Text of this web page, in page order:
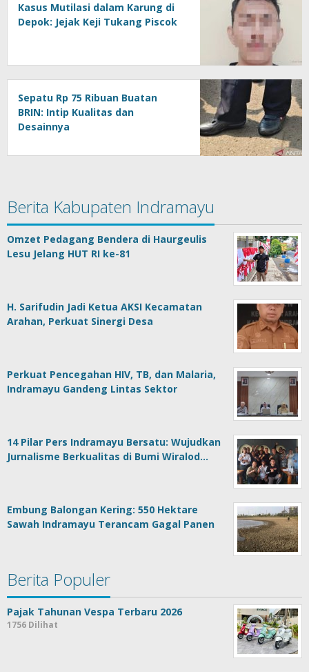
Kasus Mutilasi dalam Karung di
Depok: Jejak Keji Tukang Piscok
Sepatu Rp 75 Ribuan Buatan
BRIN: Intip Kualitas dan
Desainnya
Berita Kabupaten Indramayu
Omzet Pedagang Bendera di Haurgeulis
Lesu Jelang HUT RI ke-81
H. Sarifudin Jadi Ketua AKSI Kecamatan
Arahan, Perkuat Sinergi Desa
Perkuat Pencegahan HIV, TB, dan Malaria,
Indramayu Gandeng Lintas Sektor
14 Pilar Pers Indramayu Bersatu: Wujudkan
Jurnalisme Berkualitas di Bumi Wiralod…
Embung Balongan Kering: 550 Hektare
Sawah Indramayu Terancam Gagal Panen
Berita Populer
Pajak Tahunan Vespa Terbaru 2026
1756 Dilihat